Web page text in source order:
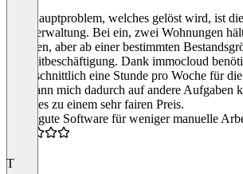
Das Hauptproblem, welches gelöst wird, ist
Mietverwaltung. Bei ein, zwei Wohnungen
Rahmen, aber ab einer bestimmten
Vollzeitbeschäftigung. Dank immocloud
durchschnittlich eine Stunde pro Woche für
und kann mich dadurch auf andere Aufgaben
das alles zu einem sehr fairen Preis.
“Sehr gute Software für weniger manuelle
T